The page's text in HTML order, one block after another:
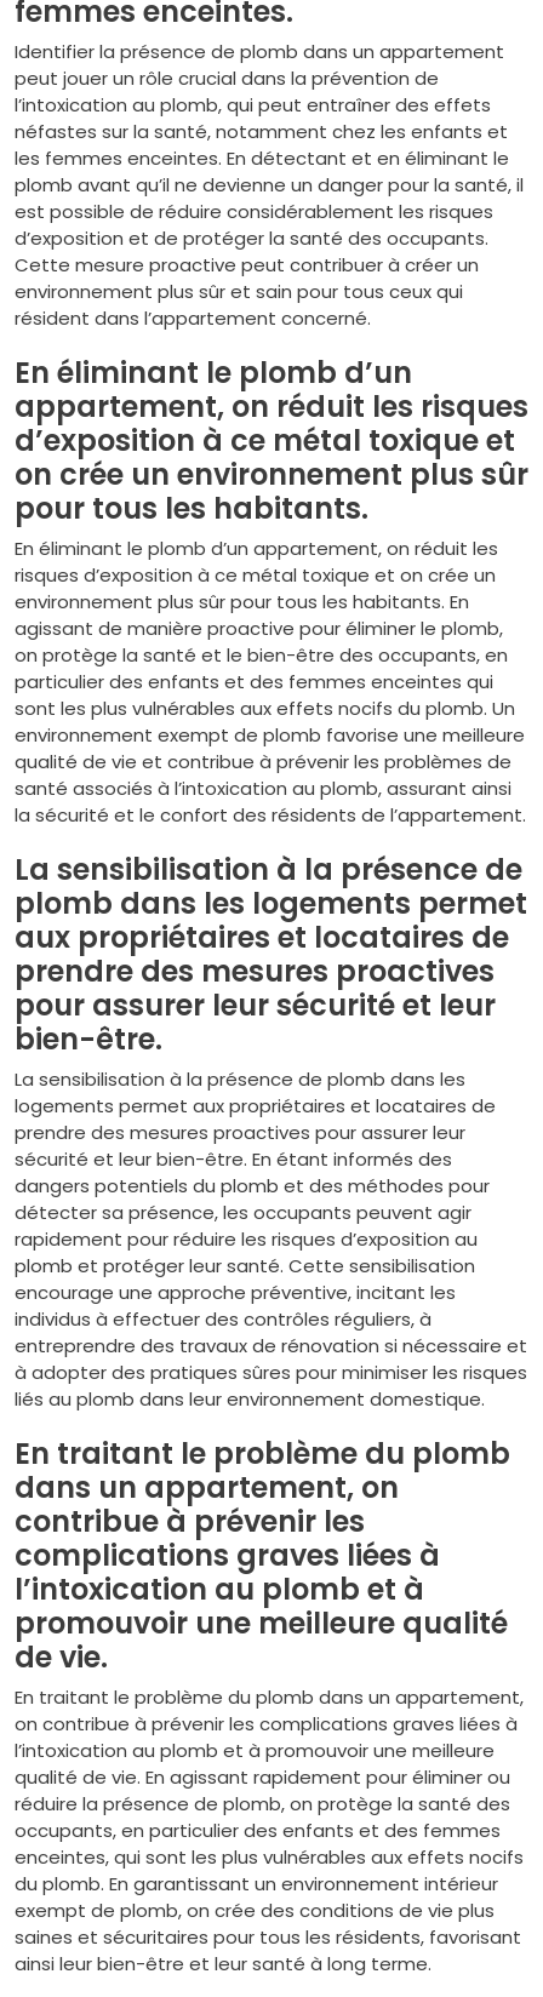
femmes enceintes.
Identifier la présence de plomb dans un appartement
peut jouer un rôle crucial dans la prévention de
l’intoxication au plomb, qui peut entraîner des effets
néfastes sur la santé, notamment chez les enfants et
les femmes enceintes. En détectant et en éliminant le
plomb avant qu’il ne devienne un danger pour la santé, il
est possible de réduire considérablement les risques
d’exposition et de protéger la santé des occupants.
Cette mesure proactive peut contribuer à créer un
environnement plus sûr et sain pour tous ceux qui
résident dans l’appartement concerné.
En éliminant le plomb d’un
appartement, on réduit les risques
d’exposition à ce métal toxique et
on crée un environnement plus sûr
pour tous les habitants.
En éliminant le plomb d’un appartement, on réduit les
risques d’exposition à ce métal toxique et on crée un
environnement plus sûr pour tous les habitants. En
agissant de manière proactive pour éliminer le plomb,
on protège la santé et le bien-être des occupants, en
particulier des enfants et des femmes enceintes qui
sont les plus vulnérables aux effets nocifs du plomb. Un
environnement exempt de plomb favorise une meilleure
qualité de vie et contribue à prévenir les problèmes de
santé associés à l’intoxication au plomb, assurant ainsi
la sécurité et le confort des résidents de l’appartement.
La sensibilisation à la présence de
plomb dans les logements permet
aux propriétaires et locataires de
prendre des mesures proactives
pour assurer leur sécurité et leur
bien-être.
La sensibilisation à la présence de plomb dans les
logements permet aux propriétaires et locataires de
prendre des mesures proactives pour assurer leur
sécurité et leur bien-être. En étant informés des
dangers potentiels du plomb et des méthodes pour
détecter sa présence, les occupants peuvent agir
rapidement pour réduire les risques d’exposition au
plomb et protéger leur santé. Cette sensibilisation
encourage une approche préventive, incitant les
individus à effectuer des contrôles réguliers, à
entreprendre des travaux de rénovation si nécessaire et
à adopter des pratiques sûres pour minimiser les risques
liés au plomb dans leur environnement domestique.
En traitant le problème du plomb
dans un appartement, on
contribue à prévenir les
complications graves liées à
l’intoxication au plomb et à
promouvoir une meilleure qualité
de vie.
En traitant le problème du plomb dans un appartement,
on contribue à prévenir les complications graves liées à
l’intoxication au plomb et à promouvoir une meilleure
qualité de vie. En agissant rapidement pour éliminer ou
réduire la présence de plomb, on protège la santé des
occupants, en particulier des enfants et des femmes
enceintes, qui sont les plus vulnérables aux effets nocifs
du plomb. En garantissant un environnement intérieur
exempt de plomb, on crée des conditions de vie plus
saines et sécuritaires pour tous les résidents, favorisant
ainsi leur bien-être et leur santé à long terme.